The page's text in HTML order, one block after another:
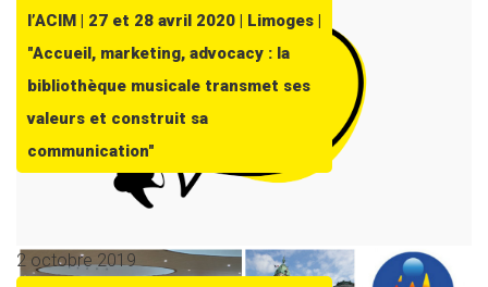
l’ACIM | 27 et 28 avril 2020 | Limoges |
"Accueil, marketing, advocacy : la
bibliothèque musicale transmet ses
valeurs et construit sa
communication"
2 octobre 2019